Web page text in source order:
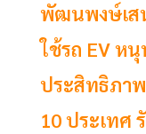
พัฒนพงษ์เส
ใช้รถ EV ห
ประสิทธิภา
10 ประเทศ